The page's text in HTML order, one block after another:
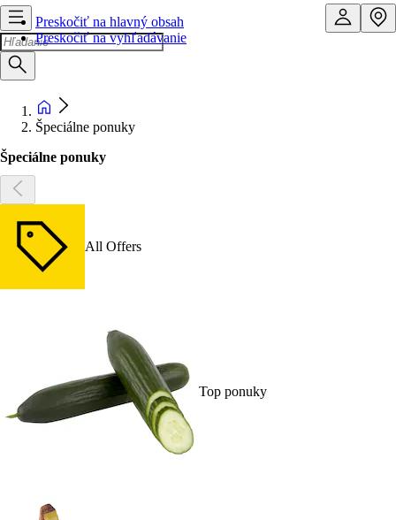
Preskočiť na hlavný obsah
Preskočiť na vyhľadávanie
Špeciálne ponuky
Špeciálne ponuky
All Offers
Top ponuky